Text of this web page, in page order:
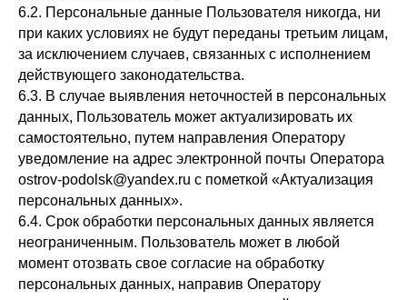
6.2. Персональные данные Пользователя никогда, ни
при каких условиях не будут переданы третьим лицам,
за исключением случаев, связанных с исполнением
действующего законодательства.
6.3. В случае выявления неточностей в персональных
данных, Пользователь может актуализировать их
самостоятельно, путем направления Оператору
уведомление на адрес электронной почты Оператора
ostrov-podolsk@yandex.ru с пометкой «Актуализация
персональных данных».
6.4. Срок обработки персональных данных является
неограниченным. Пользователь может в любой
момент отозвать свое согласие на обработку
персональных данных, направив Оператору